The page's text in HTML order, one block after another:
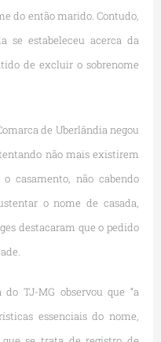
do então marido. Contudo,
se estabeleceu acerca da
de excluir o sobrenome
de Uberlândia negou
não mais existirem
casamento, não cabendo
o nome de casada,
destacaram que o pedido
TJ-MG observou que “a
essenciais do nome,